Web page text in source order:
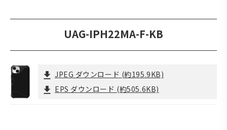
UAG-IPH22MA-F-KB
JPEG ダウンロード (約195.9KB)
EPS ダウンロード (約505.6KB)